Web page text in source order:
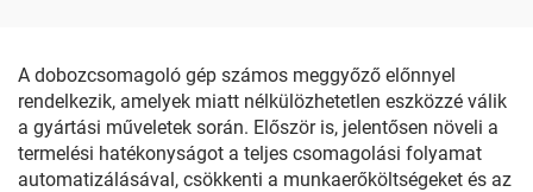
A dobozcsomagoló gép számos meggyőző előnnyel
rendelkezik, amelyek miatt nélkülözhetetlen eszközzé válik
a gyártási műveletek során. Először is, jelentősen növeli a
termelési hatékonyságot a teljes csomagolási folyamat
automatizálásával, csökkenti a munkaerőköltségeket és az